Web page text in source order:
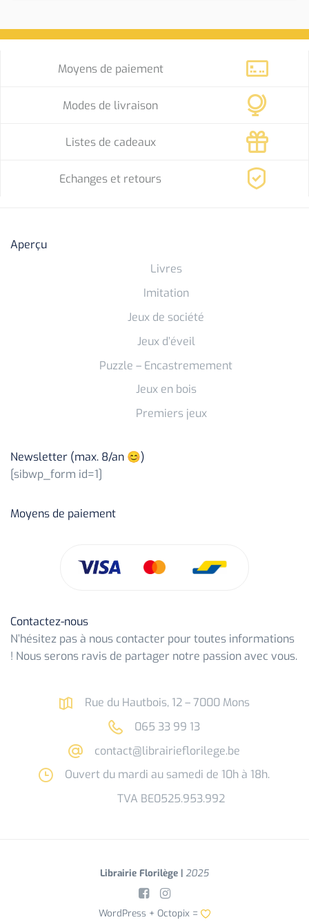
Moyens de paiement
Modes de livraison
Listes de cadeaux
Echanges et retours
Aperçu
Livres
Imitation
Jeux de société
Jeux d’éveil
Puzzle – Encastremement
Jeux en bois
Premiers jeux
Newsletter (max. 8/an 😊)
[sibwp_form id=1]
Moyens de paiement
Contactez-nous
N’hésitez pas à nous contacter pour toutes informations
! Nous serons ravis de partager notre passion avec vous.
Rue du Hautbois, 12 – 7000 Mons
065 33 99 13
contact@librairieflorilege.be
Ouvert du mardi au samedi de 10h à 18h.
TVA BE0525.953.992
Librairie Florilège | 2025
WordPress + Octopix=